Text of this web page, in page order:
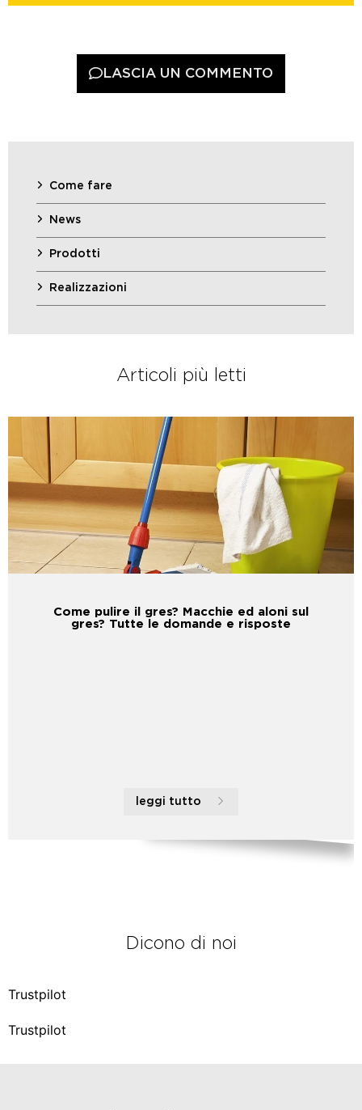
LASCIA UN COMMENTO
Come fare
News
Prodotti
Realizzazioni
Articoli più letti
Come pulire il gres? Macchie ed aloni sul
gres? Tutte le domande e risposte
leggi tutto
Dicono di noi
Trustpilot
Trustpilot